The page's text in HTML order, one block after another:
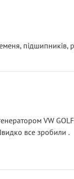
підшипників,
VW
все зробили .